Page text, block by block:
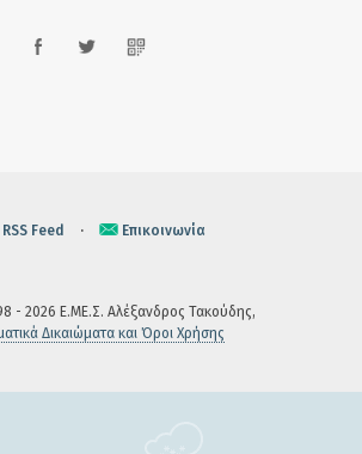
RSS Feed · Επικοινωνία
- 2026 Ε.ΜΕ.Σ. Αλέξανδρος Τακούδης,
Δικαιώματα και Όροι Χρήσης